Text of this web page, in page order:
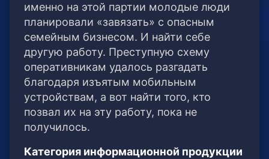
именно на этой партии молодые люди
планировали «завязать» с опасным
семейным бизнесом. И найти себе
другую работу. Преступную схему
оперативникам удалось разгадать
благодаря изъятым мобильным
устройствам, а вот найти того, кто
позвал их на эту работу, пока не
получилось.
Категория информационной продукции